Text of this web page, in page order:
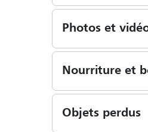
Photos et
Nourriture et
Objets perdus